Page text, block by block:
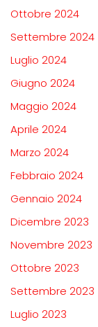
Ottobre 2024
Settembre 2024
Luglio 2024
Giugno 2024
Maggio 2024
Aprile 2024
Marzo 2024
Febbraio 2024
Gennaio 2024
Dicembre 2023
Novembre 2023
Ottobre 2023
Settembre 2023
Luglio 2023